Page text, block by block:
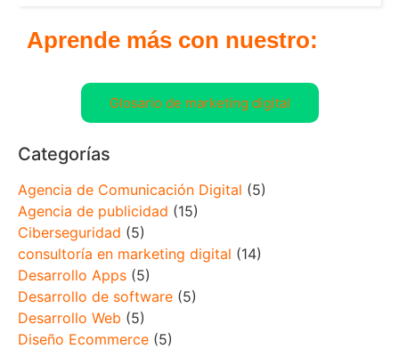
Aprende más con nuestro:
Glosario de marketing digital
Categorías
Agencia de Comunicación Digital (5)
Agencia de publicidad (15)
Ciberseguridad (5)
consultoría en marketing digital (14)
Desarrollo Apps (5)
Desarrollo de software (5)
Desarrollo Web (5)
Diseño Ecommerce (5)